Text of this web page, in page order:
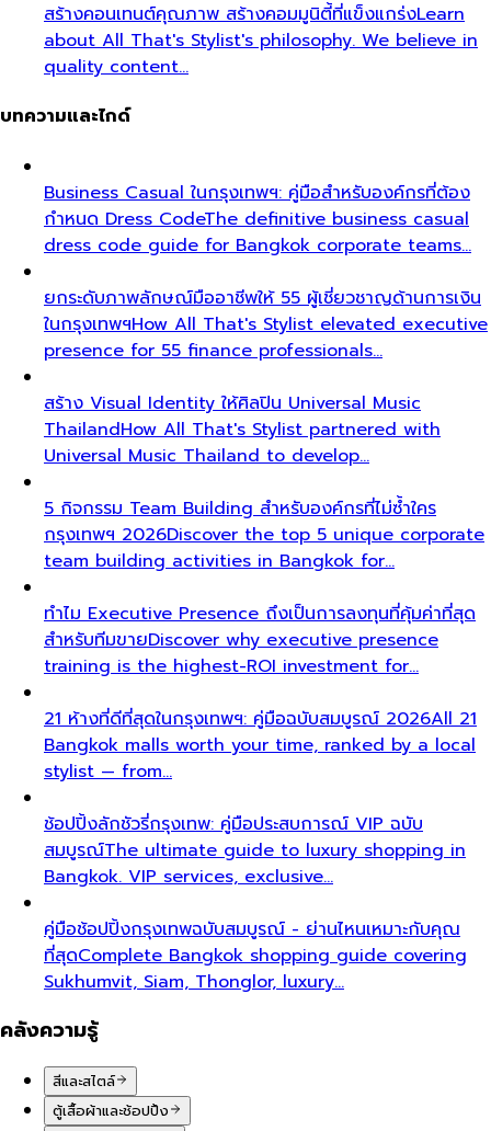
สร้างคอนเทนต์คุณภาพ สร้างคอมมูนิตี้ที่แข็งแกร่งLearn
about All That's Stylist's philosophy. We believe in
quality content…
บทความและไกด์
Business Casual ในกรุงเทพฯ: คู่มือสำหรับองค์กรที่ต้อง
กำหนด Dress CodeThe definitive business casual
dress code guide for Bangkok corporate teams…
ยกระดับภาพลักษณ์มืออาชีพให้ 55 ผู้เชี่ยวชาญด้านการเงิน
ในกรุงเทพฯHow All That's Stylist elevated executive
presence for 55 finance professionals…
สร้าง Visual Identity ให้ศิลปิน Universal Music
ThailandHow All That's Stylist partnered with
Universal Music Thailand to develop…
5 กิจกรรม Team Building สำหรับองค์กรที่ไม่ซ้ำใคร
กรุงเทพฯ 2026Discover the top 5 unique corporate
team building activities in Bangkok for…
ทำไม Executive Presence ถึงเป็นการลงทุนที่คุ้มค่าที่สุด
สำหรับทีมขายDiscover why executive presence
training is the highest-ROI investment for…
21 ห้างที่ดีที่สุดในกรุงเทพฯ: คู่มือฉบับสมบูรณ์ 2026All 21
Bangkok malls worth your time, ranked by a local
stylist — from…
ช้อปปิ้งลักชัวรี่กรุงเทพ: คู่มือประสบการณ์ VIP ฉบับ
สมบูรณ์The ultimate guide to luxury shopping in
Bangkok. VIP services, exclusive…
คู่มือช้อปปิ้งกรุงเทพฉบับสมบูรณ์ - ย่านไหนเหมาะกับคุณ
ที่สุดComplete Bangkok shopping guide covering
Sukhumvit, Siam, Thonglor, luxury…
คลังความรู้
สีและสไตล์
ตู้เสื้อผ้าและช้อปปิ้ง